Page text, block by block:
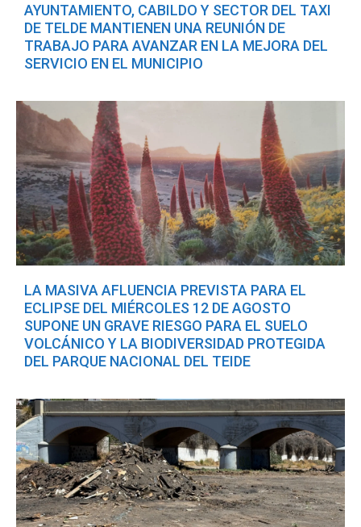
AYUNTAMIENTO, CABILDO Y SECTOR DEL TAXI
DE TELDE MANTIENEN UNA REUNIÓN DE
TRABAJO PARA AVANZAR EN LA MEJORA DEL
SERVICIO EN EL MUNICIPIO
LA MASIVA AFLUENCIA PREVISTA PARA EL
ECLIPSE DEL MIÉRCOLES 12 DE AGOSTO
SUPONE UN GRAVE RIESGO PARA EL SUELO
VOLCÁNICO Y LA BIODIVERSIDAD PROTEGIDA
DEL PARQUE NACIONAL DEL TEIDE